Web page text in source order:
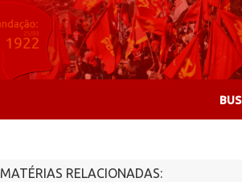
MATÉRIAS RELACIONADAS: